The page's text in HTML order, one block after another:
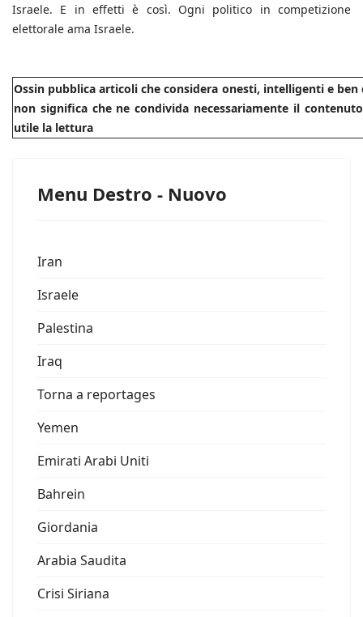
Israele. E in effetti è così. Ogni politico in competizione
elettorale ama Israele.
Ossin pubblica articoli che considera onesti, intelligenti e
non significa che ne condivida necessariamente il
utile la lettura
Menu Destro - Nuovo
Iran
Israele
Palestina
Iraq
Torna a reportages
Yemen
Emirati Arabi Uniti
Bahrein
Giordania
Arabia Saudita
Crisi Siriana